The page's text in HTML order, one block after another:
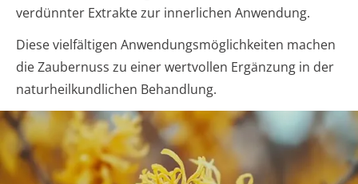
verdünnter Extrakte zur innerlichen Anwendung.
Diese vielfältigen Anwendungsmöglichkeiten machen
die Zaubernuss zu einer wertvollen Ergänzung in der
naturheilkundlichen Behandlung.